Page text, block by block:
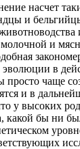
насчет
и
молочной и
в
просто чаще
и в
у высоких
какой бы ни